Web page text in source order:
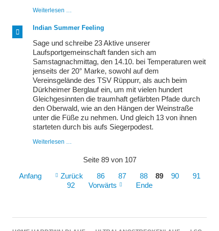
Weiterlesen …
Pfinztallauf,
zum
Jubiläum
Wind
und
Sonne
Indian Summer Feeling
Sage und schreibe 23 Aktive unserer
Laufsportgemeinschaft fanden sich am
Samstagnachmittag, den 14.10. bei Temperaturen weit
jenseits der 20° Marke, sowohl auf dem
Vereinsgelände des TSV Rüppurr, als auch beim
Dürkheimer Berglauf ein, um mit vielen hundert
Gleichgesinnten die traumhaft gefärbten Pfade durch
den Oberwald, wie an den Hängen der Weinstraße
unter die Füße zu nehmen. Und gleich 13 von ihnen
starteten durch bis aufs Siegerpodest.
Weiterlesen …
FeelingSeite 89 von 107
Anfang
Zurück 86 87 88 89 90
91
92
Vorwärts Ende